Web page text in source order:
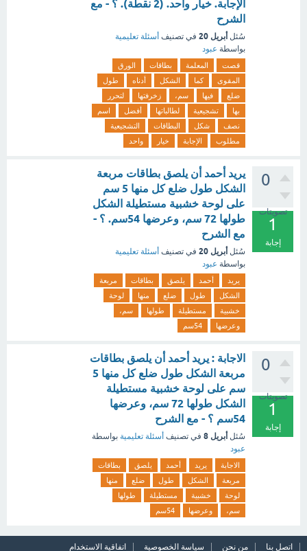
الإجابة. خيار واحد. (2 نقطة). ؟ - مع
الشرح
سُئل أبريل 20 في تصنيف أسئلة تعليمية
بواسطة عبود
قصت المعلمة بطاقات
الورق
المقوى
كما الشكل أدناه
طول
ضلع
فيها سم، زخرفتها
لتحرر
بها
تشجيعية لطالباتها أفضل
اسم
نصف
شكل البطاقات
التشجيعية
مطلوب
الإجابة خيار واحد
0
تصويتات
1
إجابة
يريد أحمد أن يلصق بطاقات مربعة
الشكل طول ضلع كل منها 5 سم
على لوحة خشبية مستطيلة الشكل
طولها 72 سم، وعرضها 54سم. ؟ -
مع الشرح
سُئل أبريل 20 في تصنيف أسئلة تعليمية
بواسطة عبود
يريد أحمد يلصق بطاقات
مربعة
الشكل
طول ضلع منها
لوحة
خشبية
مستطيلة طولها
سم،
وعرضها
54سم
0
تصويتات
1
إجابة
الاجابة : يريد أحمد أن يلصق بطاقات
مربعة الشكل طول ضلع كل منها 5
سم على لوحة خشبية مستطيلة
الشكل طولها 72 سم، وعرضها
54سم ؟ - مع الشرح
سُئل أبريل 8 في تصنيف أسئلة تعليمية بواسطة
عبود
الاجابة يريد أحمد يلصق
بطاقات
مربعة
الشكل طول ضلع
منها
لوحة
خشبية مستطيلة
طولها
سم،
وعرضها 54سم
اتصل بنا من نحن سياسة الخصوصية اتفاقية الاستخدام